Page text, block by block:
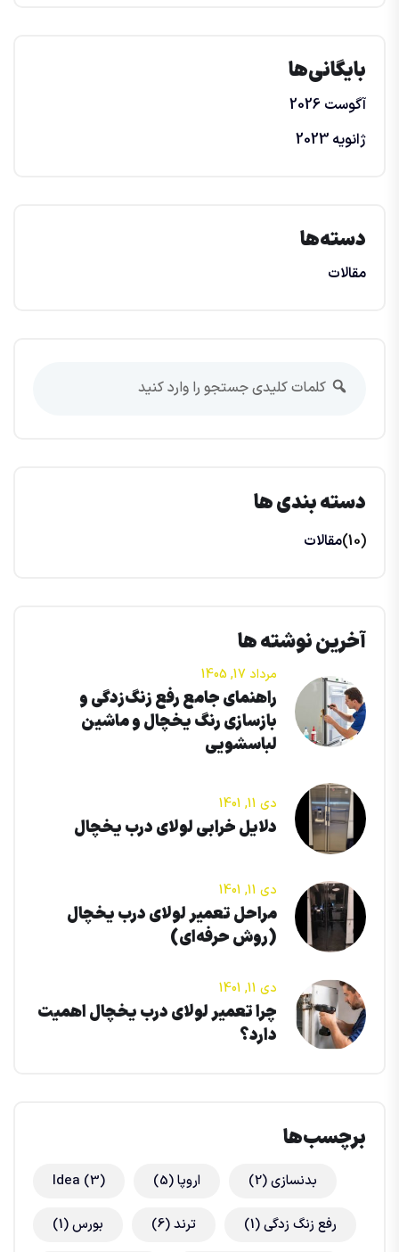
بایگانی‌ها
آگوست 2026
ژانویه 2023
دسته‌ها
مقالات
دسته بندی ها
مقالات (10)
آخرین نوشته ها
مرداد 17, 1405
راهنمای جامع رفع زنگ‌زدگی و
بازسازی رنگ یخچال و ماشین
لباسشویی
دی 11, 1401
دلایل خرابی لولای درب یخچال
دی 11, 1401
مراحل تعمیر لولای درب یخچال
(روش حرفه‌ای)
دی 11, 1401
چرا تعمیر لولای درب یخچال اهمیت
دارد؟
برچسب‌ها
Idea (3) اروپا(5) بدنسازی(2)
بورس(1) ترند(6) رفع زنگ زدگی(1)